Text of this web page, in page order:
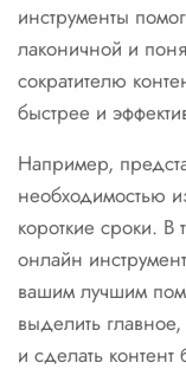
инструменты
лаконичной и
сократителю
быстрее и
Например,
необходимостью
короткие сроки. В
онлайн
вашим лучшим
выделить
и сделать